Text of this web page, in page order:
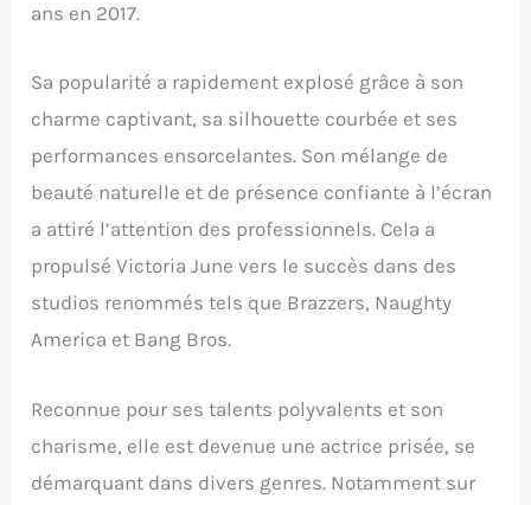
ans en 2017.
Sa popularité a rapidement explosé grâce à son
charme captivant, sa silhouette courbée et ses
performances ensorcelantes. Son mélange de
beauté naturelle et de présence confiante à l’écran
a attiré l’attention des professionnels. Cela a
propulsé Victoria June vers le succès dans des
studios renommés tels que Brazzers, Naughty
America et Bang Bros.
Reconnue pour ses talents polyvalents et son
charisme, elle est devenue une actrice prisée, se
démarquant dans divers genres. Notamment sur